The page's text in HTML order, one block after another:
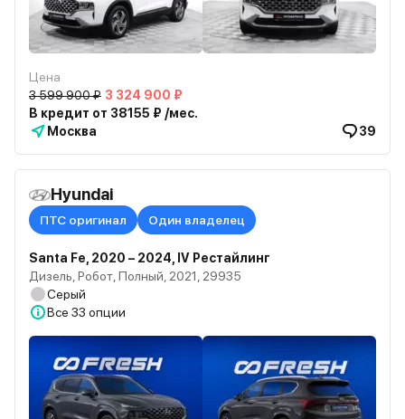
Цена
3 599 900 ₽ 3 324 900 ₽
В кредит от 38155 ₽ /мес.
Москва
39
Hyundai
ПТС оригинал Один владелец
Santa Fe, 2020 – 2024, IV Рестайлинг
Дизель, Робот, Полный, 2021, 29935
Серый
Все 33 опции